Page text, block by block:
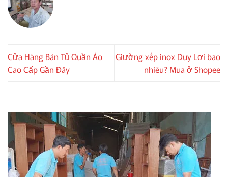
Cửa Hàng Bán Tủ Quần Áo
Cao Cấp Gần Đây
Giường xếp inox Duy Lợi bao
nhiêu? Mua ở Shopee